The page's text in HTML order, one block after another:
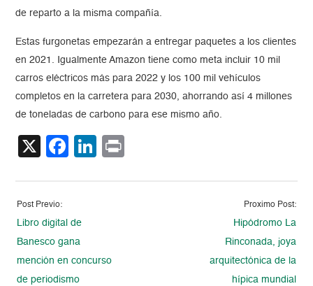
de reparto a la misma compañía.
Estas furgonetas empezarán a entregar paquetes a los clientes
en 2021. Igualmente Amazon tiene como meta incluir 10 mil
carros eléctricos más para 2022 y los 100 mil vehículos
completos en la carretera para 2030, ahorrando así 4 millones
de toneladas de carbono para ese mismo año.
X Facebook
LinkedIn
Post Previo:
Libro digital de
Banesco gana
mención en concurso
de periodismo
Proximo Post:
Hipódromo La
Rinconada, joya
arquitectónica de la
hípica mundial